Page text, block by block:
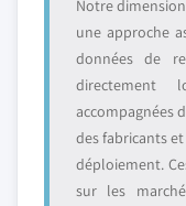
Notre
une approche
données de
directement
accompagnées
des fabricants
déploiement.
sur les